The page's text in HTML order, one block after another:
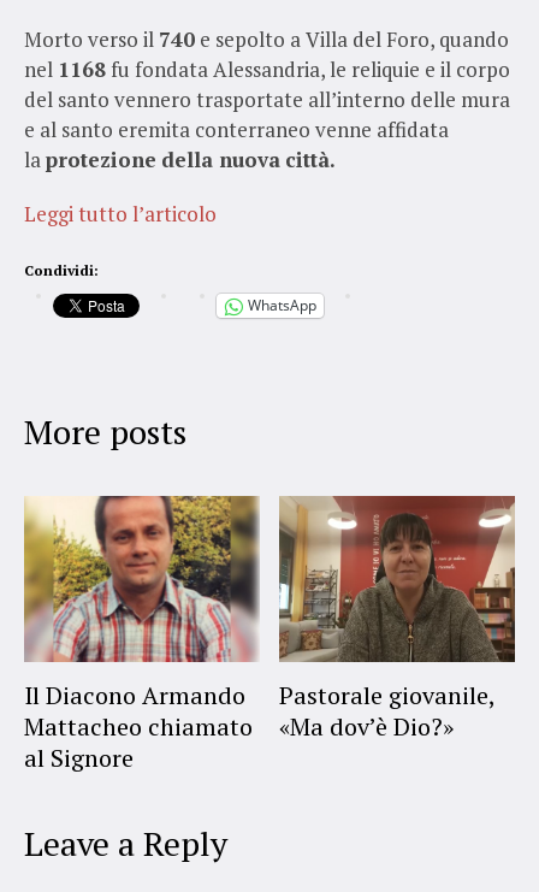
Morto verso il 740 e sepolto a Villa del Foro, quando
nel 1168 fu fondata Alessandria, le reliquie e il corpo
del santo vennero trasportate all’interno delle mura
e al santo eremita conterraneo venne affidata
laprotezione della nuova città.
Leggi tutto l’articolo
Condividi:
WhatsApp
More posts
Il Diacono Armando
Mattacheo chiamato
al Signore
Pastorale giovanile,
«Ma dov’è Dio?»
Leave a Reply